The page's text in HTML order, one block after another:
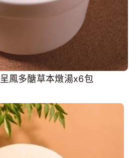
鳳多醣草本燉湯x6包